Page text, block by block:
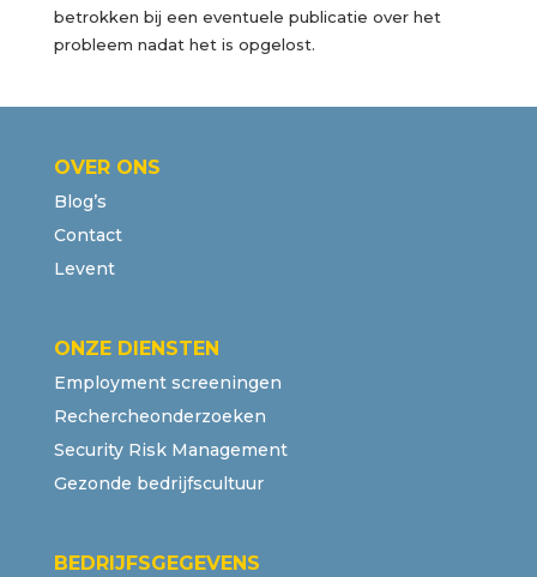
betrokken bij een eventuele publicatie over het
probleem nadat het is opgelost.
OVER ONS
Blog’s
Contact
Levent
ONZE DIENSTEN
Employment screeningen
Rechercheonderzoeken
Security Risk Management
Gezonde bedrijfscultuur
BEDRIJFSGEGEVENS